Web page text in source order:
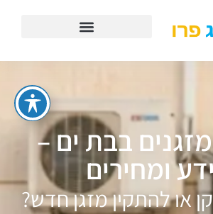
בבת ים –
ומחירים
או להתקין מזגן חדש?